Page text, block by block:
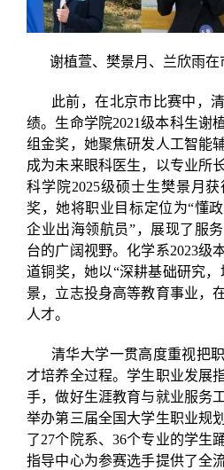
谢植萱、樊景月、兰欣雨
此前，在北京市比赛中，
绩。生命学院2021级本科生谢
组金奖，她聚焦研发人工智能
成为未来眼科医生，以专业所
科学院2025级硕士生樊景月
奖，她将职业目标定位为“懂
企业出海领航员”，展现了服
台的广阔视野。化学系2023级
道铜奖，她以“深耕基础研究
景，立志投身高等教育事业，
人才。
清华大学一贯高度重视把
才培养全过程。学生职业发展
手，做好生涯教育与就业服务
举办第三届全国大学生职业规
了27个院系、36个专业的学生
指导中心为参赛选手提供了全